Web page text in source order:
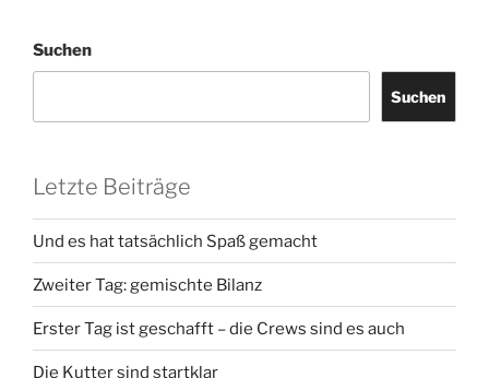
Suchen
Suchen
Letzte Beiträge
Und es hat tatsächlich Spaß gemacht
Zweiter Tag: gemischte Bilanz
Erster Tag ist geschafft – die Crews sind es auch
Die Kutter sind startklar